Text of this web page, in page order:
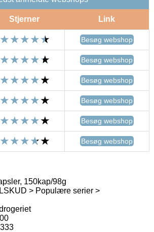
Stjerner Link
Besøg webshop
Besøg webshop
Besøg webshop
Besøg webshop
Besøg webshop
Besøg webshop
150kap/98g
> Populære serier >